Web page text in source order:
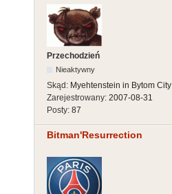
Przechodzień
Nieaktywny
Skąd: Myehtenstein in Bytom City
Zarejestrowany: 2007-08-31
Posty: 87
Bitman'Resurrection